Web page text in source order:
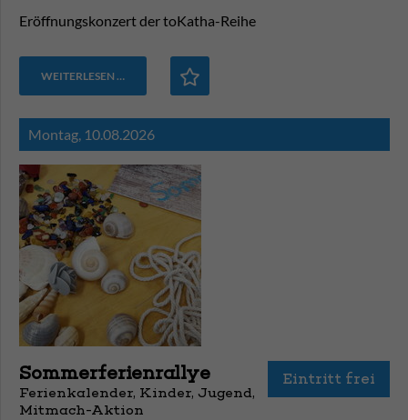
Eröffnungskonzert der toKatha-Reihe
WEITERLESEN …
Montag, 10.08.2026
Eintritt frei
Sommerferienrallye
Ferienkalender, Kinder, Jugend,
Mitmach-Aktion